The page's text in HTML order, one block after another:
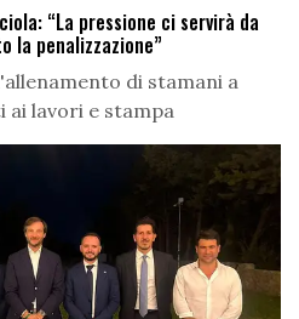
“La pressione ci servirà da
la penalizzazione”
di stamani a
lavori e stampa